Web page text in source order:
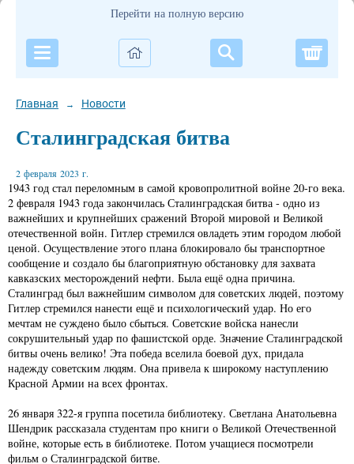
Перейти на полную версию
Главная → Новости
Сталинградская битва
2 февраля 2023 г.
1943 год стал переломным в самой кровопролитной войне 20-го века.
2 февраля 1943 года закончилась Сталинградская битва - одно из
важнейших и крупнейших сражений Второй мировой и Великой
отечественной войн. Гитлер стремился овладеть этим городом любой
ценой. Осуществление этого плана блокировало бы транспортное
сообщение и создало бы благоприятную обстановку для захвата
кавказских месторождений нефти. Была ещё одна причина.
Сталинград был важнейшим символом для советских людей, поэтому
Гитлер стремился нанести ещё и психологический удар. Но его
мечтам не суждено было сбыться. Советские войска нанесли
сокрушительный удар по фашистской орде. Значение Сталинградской
битвы очень велико! Эта победа вселила боевой дух, придала
надежду советским людям. Она привела к широкому наступлению
Красной Армии на всех фронтах.
26 января 322-я группа посетила библиотеку. Светлана Анатольевна
Шендрик рассказала студентам про книги о Великой Отечественной
войне, которые есть в библиотеке. Потом учащиеся посмотрели
фильм о Сталинградской битве.